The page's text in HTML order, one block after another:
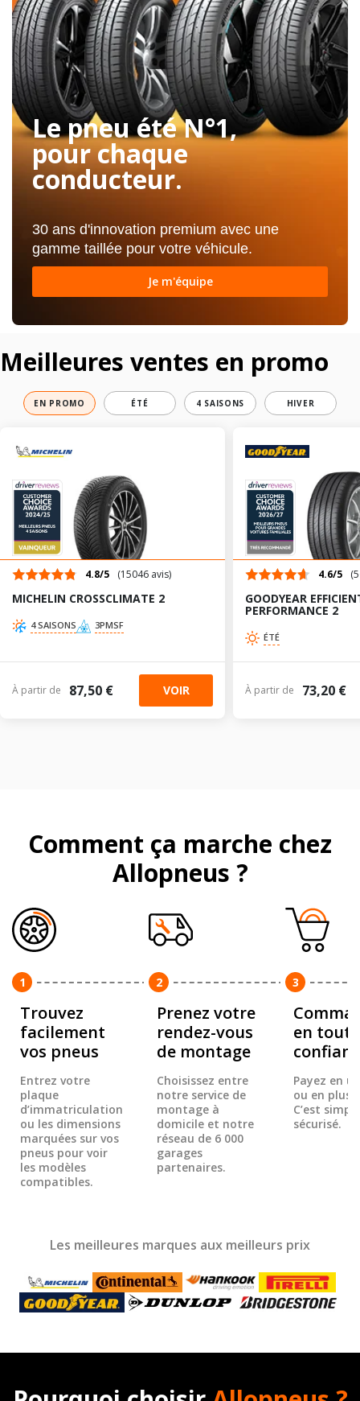
Le pneu été N°1,
pour chaque
conducteur.
30 ans d'innovation premium avec une
gamme taillée pour votre véhicule.
Je m'équipe
Meilleures ventes en promo
EN PROMO ÉTÉ 4 SAISONS HIVER
4.8/5 (15046 avis)
MICHELIN CROSSCLIMATE 2
4 SAISONS 3PMSF
À partir de 87,50 € VOIR
4.6/5
GOODYEAR
PERFORMANCE 2
ÉTÉ
À partir de 73,20 €
Comment ça marche chez
Allopneus ?
1
Trouvez
facilement
vos pneus
Entrez votre
plaque
d’immatriculation
ou les dimensions
marquées sur vos
pneus pour voir
les modèles
compatibles.
2
Prenez votre
rendez-vous
de montage
Choisissez entre
notre service de
montage à
domicile et notre
réseau de 6 000
garages
partenaires.
3
en toute
Payez en
ou en
C’est
sécurisé.
Les meilleures marques aux meilleurs prix